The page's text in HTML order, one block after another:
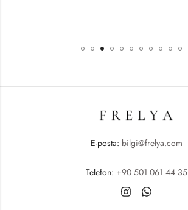
E-posta: bilgi@frelya.com
Telefon: +90 501 061 44 35